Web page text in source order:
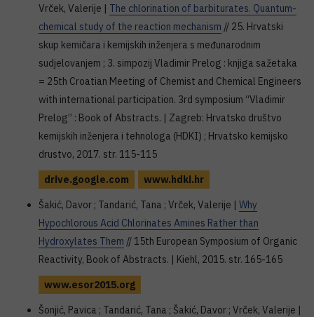
Vrček, Valerije | The chlorination of barbiturates. Quantum-
chemical study of the reaction mechanism // 25. Hrvatski
skup kemičara i kemijskih inženjera s međunarodnim
sudjelovanjem ; 3. simpozij Vladimir Prelog : knjiga sažetaka
= 25th Croatian Meeting of Chemist and Chemical Engineers
with international participation. 3rd symposium “Vladimir
Prelog” : Book of Abstracts. | Zagreb: Hrvatsko društvo
kemijskih inženjera i tehnologa (HDKI) ; Hrvatsko kemijsko
drustvo, 2017. str. 115-115
drive.google.com
www.hdki.hr
Šakić, Davor ; Tandarić, Tana ; Vrček, Valerije | Why
Hypochlorous Acid Chlorinates Amines Rather than
Hydroxylates Them // 15th European Symposium of Organic
Reactivity, Book of Abstracts. | Kiehl, 2015. str. 165-165
www.esor2015.org
Šonjić, Pavica ; Tandarić, Tana ; Šakić, Davor ; Vrček, Valerije |